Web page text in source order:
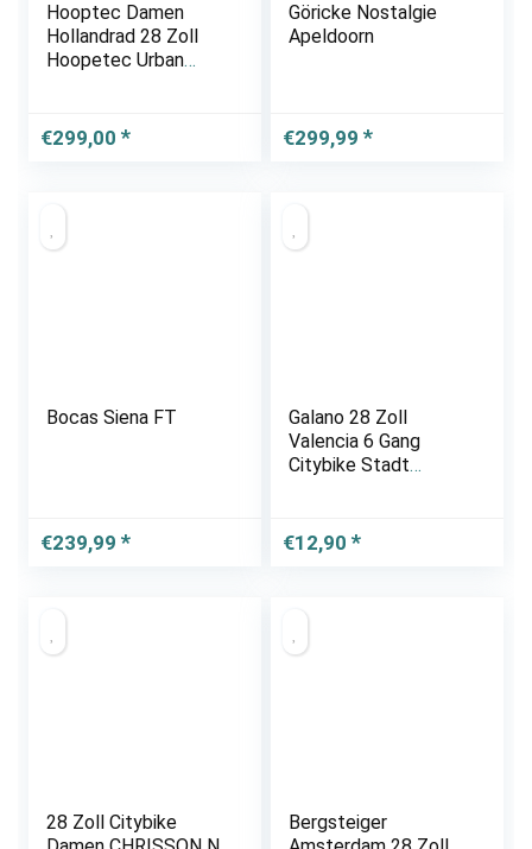
Hooptec Damen
Hollandrad 28 Zoll
Hoopetec Urban
€299,00
Göricke Nostalgie
Apeldoorn
€299,99
Bocas Siena FT
€239,99
Galano 28 Zoll
Valencia 6 Gang
Citybike Stadt
€12,90
28 Zoll Citybike
Bergsteiger